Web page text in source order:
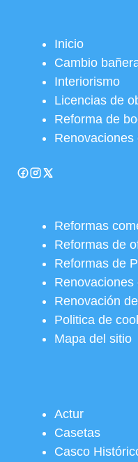
Inicio
Cambio
Interiorismo
Licencias de
Reforma de
Renovaciones
Reformas
Reformas de
Reformas de
Renovación
Politica de
Mapa del sitio
Actur
Casetas
Casco